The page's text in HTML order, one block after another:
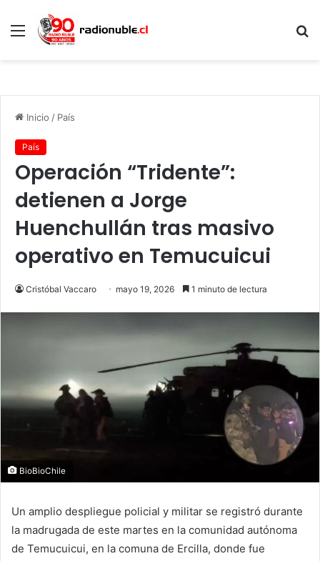
Menú
Inicio / País
País
Operación “Tridente”:
detienen a Jorge
Huenchullán tras masivo
operativo en Temucuicui
Cristóbal Vaccaro mayo 19, 2026 1 minuto de lectura
BioBioChile
Un amplio despliegue policial y militar se registró durante
la madrugada de este martes en la comunidad autónoma
de Temucuicui, en la comuna de Ercilla, donde fue